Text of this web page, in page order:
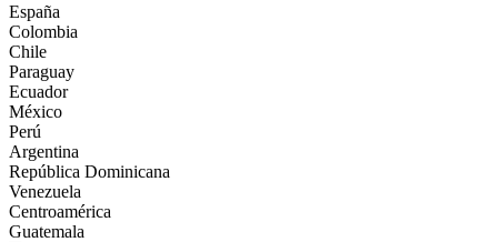
España
Colombia
Chile
Paraguay
Ecuador
México
Perú
Argentina
República Dominicana
Venezuela
Centroamérica
Guatemala